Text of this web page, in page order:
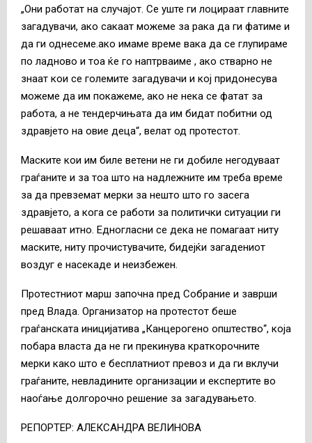
„Они работат на случајот. Се уште ги лоцираат главните
загадувачи, ако сакаат можеме за рака да ги фатиме и
да ги однесеме.ако имаме време вака да се глупираме
по ладново и тоа ќе го наптрваиме , ако стварно не
знаат кои се големите загадувачи и кој придонесува
можеме да им покажеме, ако не нека се фатат за
работа, а не тендерчињата да им бидат побитни од
здравјето на овие деца“, велат од протестот.
Маските кои им биле ветени не ги добиле негодуваат
граѓаните и за тоа што на надлежните им треба време
за да превземат мерки за нешто што го засега
здравјето, а кога се работи за политички ситуации ги
решаваат итно. Едногласни се дека не помагаат ниту
маските, ниту прочистувачите, бидејќи загадениот
воздуг е насекаде и неизбежен.
Протестниот марш започна пред Собрание и заврши
пред Влада. Организатор на протестот беше
граѓанската иницијатива „Канцерогено општество“, која
побара власта да не ги прекинува краткорочните
мерки како што е бесплатниот превоз и да ги вклучи
граѓаните, невладините организации и експертите во
наоѓање долгорочно решение за загадувањето.
РЕПОРТЕР: АЛЕКСАНДРА ВЕЛИНОВА